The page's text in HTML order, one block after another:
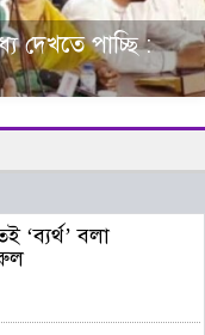
দেখতে পাচ্ছি :
‘ব্যর্থ’ বলা